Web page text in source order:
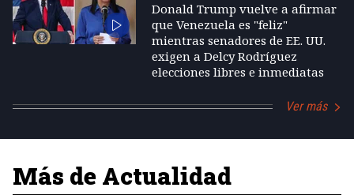
Donald Trump vuelve a afirmar
que Venezuela es "feliz"
mientras senadores de EE. UU.
exigen a Delcy Rodríguez
elecciones libres e inmediatas
Ver más
Más de Actualidad